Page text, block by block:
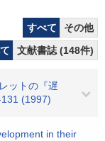
すべて
その他
文献書誌 (148件)
ットの『遅
(1997)
in their